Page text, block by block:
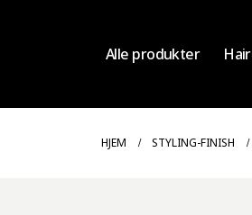
Alle produkter Hair
HJEM STYLING-FINISH